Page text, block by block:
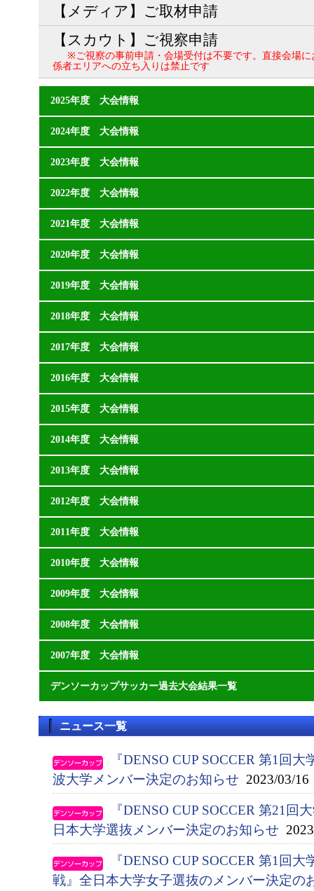
【メディア】ご取材申請
【スカウト】ご視察申請
※ご視察の事前申請・会場受付は不要です。直接会場
係者エリアへの立ち入りは禁止です
2025年度 大会情報
2024年度 大会情報
2023年度 大会情報
2022年度 大会情報
2021年度 大会情報
2020年度 大会情報
2019年度 大会情報
2018年度 大会情報
2017年度 大会情報
2016年度 大会情報
2015年度 大会情報
2014年度 大会情報
2013年度 大会情報
2012年度 大会情報
2011年度 大会情報
2010年度 大会情報
2009年度 大会情報
2008年度 大会情報
2007年度 大会情報
デンソーカップサッカー過去大会結果一覧
ニュース一覧
『DENSO CUP SOCCER 第1回
波大学メンバー決定のお知らせ 2023/03/16
『DENSO CUP SOCCER 第21回
日本大学選抜メンバー決定のお知らせ
『DENSO CUP SOCCER 第1回
戦』全日本大学女子選抜のメンバー決定の